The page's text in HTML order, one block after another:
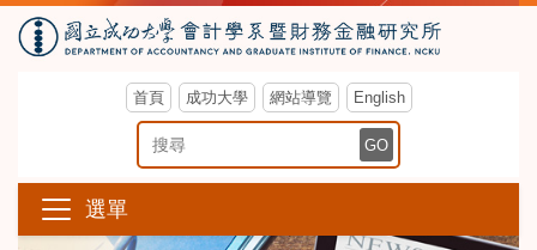
首頁 成功大學 網站導覽 English
搜尋關鍵字 GO
選單